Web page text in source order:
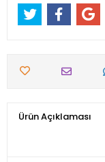
Ürün Açıklaması